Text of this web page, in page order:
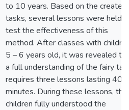
to 10 years. Based on the created
tasks, several lessons were held
test the effectiveness of this
method. After classes with
5 – 6 years old, it was revealed
a full understanding of the fairy
requires three lessons lasting 40
minutes. During these lessons, the
children fully understood the